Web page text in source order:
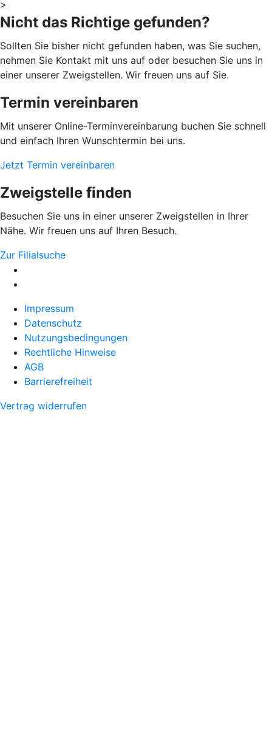
>
Nicht das Richtige gefunden?
Sollten Sie bisher nicht gefunden haben, was Sie suchen,
nehmen Sie Kontakt mit uns auf oder besuchen Sie uns in
einer unserer Zweigstellen. Wir freuen uns auf Sie.
Termin vereinbaren
Mit unserer Online-Terminvereinbarung buchen Sie schnell
und einfach Ihren Wunschtermin bei uns.
Jetzt Termin vereinbaren
Zweigstelle finden
Besuchen Sie uns in einer unserer Zweigstellen in Ihrer
Nähe. Wir freuen uns auf Ihren Besuch.
Zur Filialsuche
Impressum
Datenschutz
Nutzungsbedingungen
Rechtliche Hinweise
AGB
Barrierefreiheit
Vertrag widerrufen